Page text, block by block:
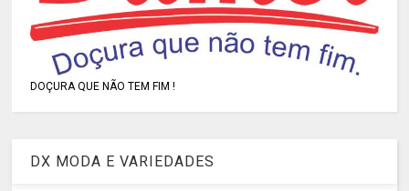
DOÇURA QUE NÃO TEM FIM !
DX MODA E VARIEDADES